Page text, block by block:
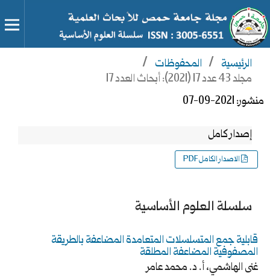
الرئيسية / المحفوظات /
مجلد 43 عدد 17 (2021): أبحاث العدد 17
منشور: 2021-09-07
إصدار كامل
الاصدار الكامل PDF
سلسلة العلوم الأساسية
قابلية جمع المتسلسلات المتعامدة المضاعفة بالطريقة
المصفوفية المضاعفة المطلقة
غنى الهاشمي، أ. د. محمد عامر